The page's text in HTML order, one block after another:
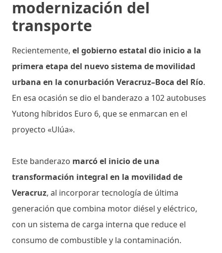
modernización del
transporte
Recientemente, el gobierno estatal dio inicio a la
primera etapa del nuevo sistema de movilidad
urbana en la conurbación Veracruz–Boca del Río.
En esa ocasión se dio el banderazo a 102 autobuses
Yutong híbridos Euro 6, que se enmarcan en el
proyecto «Ulúa».
Este banderazo marcó el inicio de una
transformación integral en la movilidad de
Veracruz, al incorporar tecnología de última
generación que combina motor diésel y eléctrico,
con un sistema de carga interna que reduce el
consumo de combustible y la contaminación.